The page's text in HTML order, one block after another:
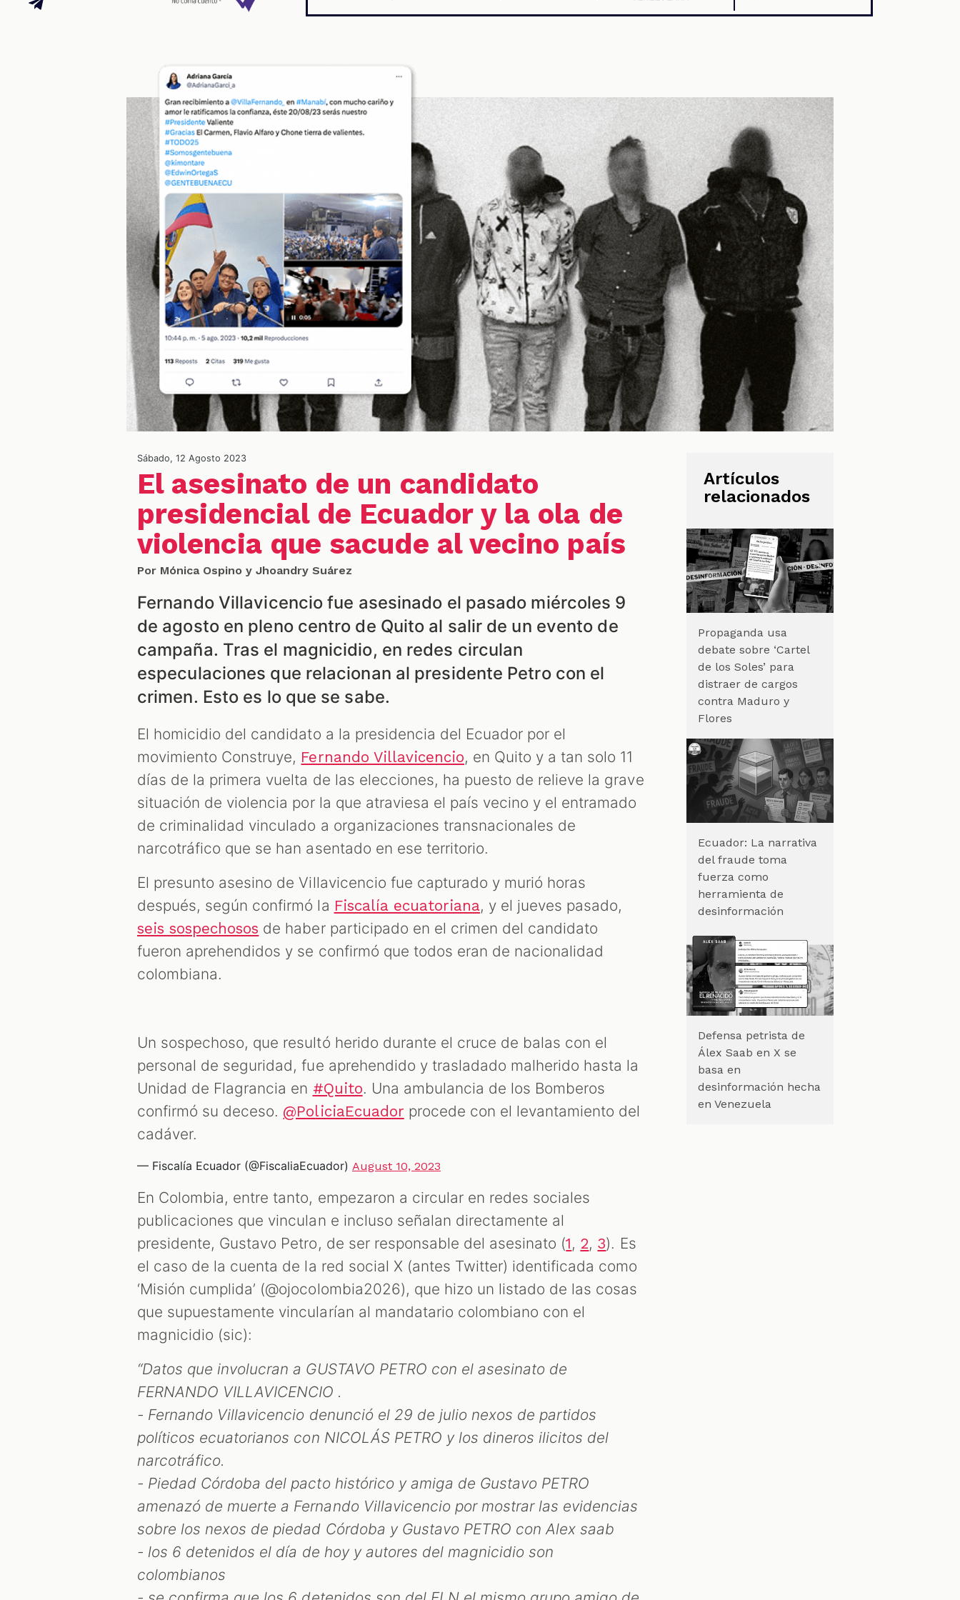
Sábado, 12 Agosto 2023
El asesinato de un candidato
presidencial de Ecuador y la ola de
violencia que sacude al vecino país
Por Mónica Ospino y Jhoandry Suárez
Fernando Villavicencio fue asesinado el pasado miércoles 9
de agosto en pleno centro de Quito al salir de un evento de
campaña. Tras el magnicidio, en redes circulan
especulaciones que relacionan al presidente Petro con el
crimen. Esto es lo que se sabe.
El homicidio del candidato a la presidencia del Ecuador por el
movimiento Construye, Fernando Villavicencio, en Quito y a tan solo 11
días de la primera vuelta de las elecciones, ha puesto de relieve la grave
situación de violencia por la que atraviesa el país vecino y el entramado
de criminalidad vinculado a organizaciones transnacionales de
narcotráfico que se han asentado en ese territorio.
El presunto asesino de Villavicencio fue capturado y murió horas
después, según confirmó la Fiscalía ecuatoriana, y el jueves pasado,
seis sospechosos de haber participado en el crimen del candidato
fueron aprehendidos y se confirmó que todos eran de nacionalidad
colombiana.
Un sospechoso, que resultó herido durante el cruce de balas con el
personal de seguridad, fue aprehendido y trasladado malherido hasta la
Unidad de Flagrancia en #Quito. Una ambulancia de los Bomberos
confirmó su deceso. @PoliciaEcuador procede con el levantamiento del
cadáver.
— Fiscalía Ecuador (@FiscaliaEcuador) August 10, 2023
En Colombia, entre tanto, empezaron a circular en redes sociales
publicaciones que vinculan e incluso señalan directamente al
presidente, Gustavo Petro, de ser responsable del asesinato (1, 2, 3). Es
el caso de la cuenta de la red social X (antes Twitter) identificada como
‘Misión cumplida’ (@ojocolombia2026), que hizo un listado de las cosas
que supuestamente vincularían al mandatario colombiano con el
magnicidio (sic):
“Datos que involucran a GUSTAVO PETRO con el asesinato de
FERNANDO VILLAVICENCIO .
- Fernando Villavicencio denunció el 29 de julio nexos de partidos
políticos ecuatorianos con NICOLÁS PETRO y los dineros ilicitos del
narcotráfico.
- Piedad Córdoba del pacto histórico y amiga de Gustavo PETRO
amenazó de muerte a Fernando Villavicencio por mostrar las evidencias
sobre los nexos de piedad Córdoba y Gustavo PETRO con Alex saab
- los 6 detenidos el día de hoy y autores del magnicidio son
colombianos
Artículos
relacionados
Propaganda usa
debate sobre ‘Cartel
de los Soles’ para
distraer de cargos
contra Maduro y
Flores
Ecuador: La narrativa
del fraude toma
fuerza como
herramienta de
desinformación
Defensa petrista de
Álex Saab en X se
basa en
desinformación hecha
en Venezuela